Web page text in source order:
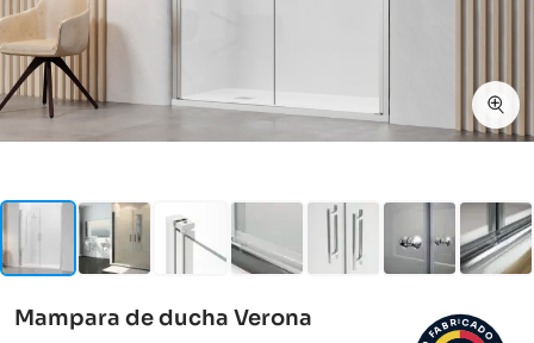
Mampara de ducha Verona
FABRICADO